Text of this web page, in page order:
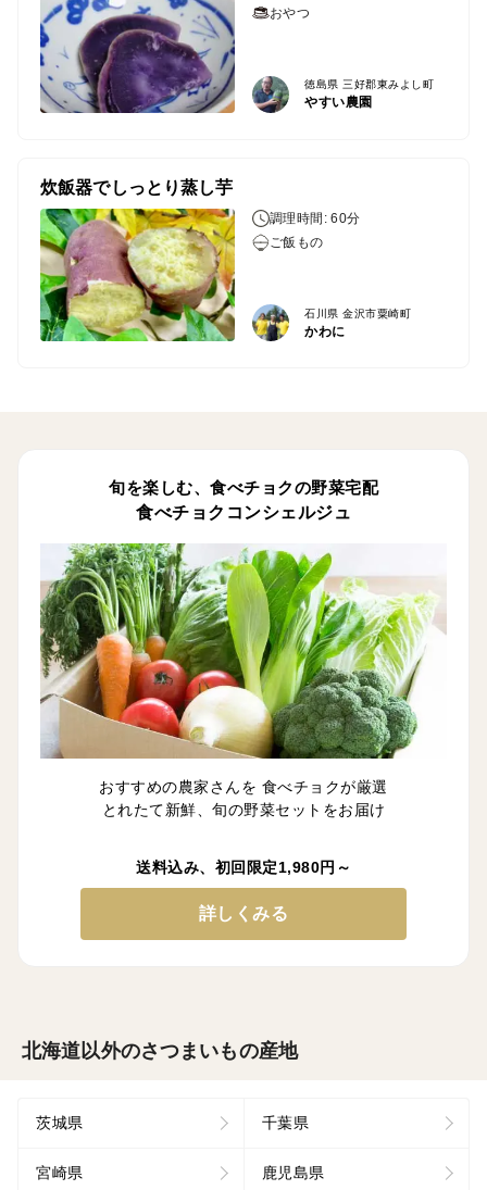
おやつ
徳島県 三好郡東みよし町
やすい農園
炊飯器でしっとり蒸し芋
調理時間: 60分
ご飯もの
石川県 金沢市粟崎町
かわに
旬を楽しむ、食べチョクの野菜宅配
食べチョクコンシェルジュ
おすすめの農家さんを 食べチョクが厳選
とれたて新鮮、旬の野菜セットをお届け
送料込み、初回限定1,980円～
詳しくみる
北海道以外のさつまいもの産地
茨城県 千葉県
宮崎県 鹿児島県